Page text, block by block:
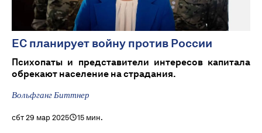
ЕС планирует войну против России
Психопаты и представители интересов капитала
обрекают население на страдания.
Вольфганг Биттнер
сбт 29 мар 2025 15 мин.